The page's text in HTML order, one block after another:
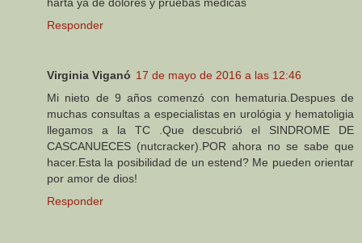
Responder
Virginia Viganó 17 de mayo de 2016 a las 12:46
Mi nieto de 9 años comenzó con hematuria.Despues de
muchas consultas a especialistas en urológia y hematoligia
llegamos a la TC .Que descubrió el SINDROME DE
CASCANUECES (nutcracker).POR ahora no se sabe que
hacer.Esta la posibilidad de un estend? Me pueden orientar
por amor de dios!
Responder